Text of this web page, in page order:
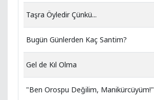
Taşra Öyledir Çünkü...
Bugün Günlerden Kaç Santim?
Gel de Kıl Olma
"Ben Orospu Değilim, Manikürcüyüm!"